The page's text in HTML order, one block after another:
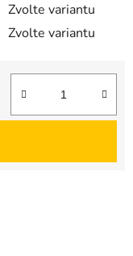
Zvolte variantu
Zvolte variantu